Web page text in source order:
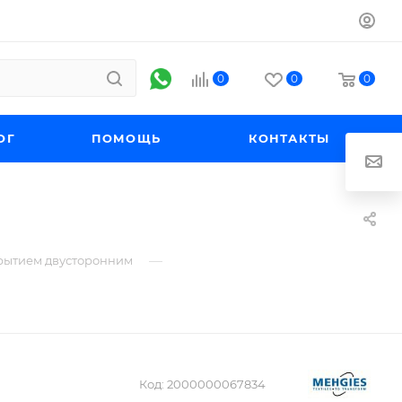
0 0 0
ПОМОЩЬ КОНТАКТЫ
двусторонним —
Код: 2000000067834